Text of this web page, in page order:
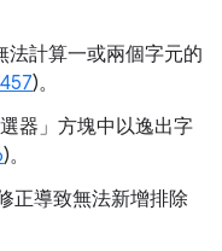
法計算一或兩個字元的
)。
器」 方塊中以逸出字
)。
正導致無法新增排除